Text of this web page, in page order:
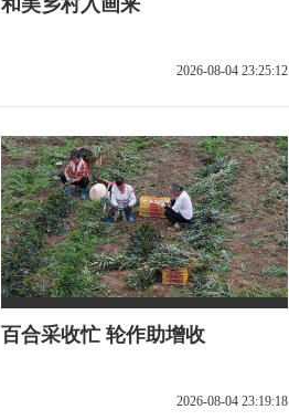
和美乡村入画来
2026-08-04 23:25:12
百合采收忙 轮作助增收
2026-08-04 23:19:18